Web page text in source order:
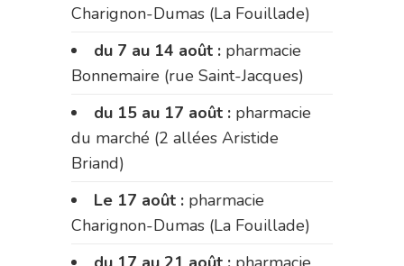
Charignon-Dumas (La Fouillade)
du 7 au 14 août : pharmacie
Bonnemaire (rue Saint-Jacques)
du 15 au 17 août : pharmacie
du marché (2 allées Aristide
Briand)
Le 17 août : pharmacie
Charignon-Dumas (La Fouillade)